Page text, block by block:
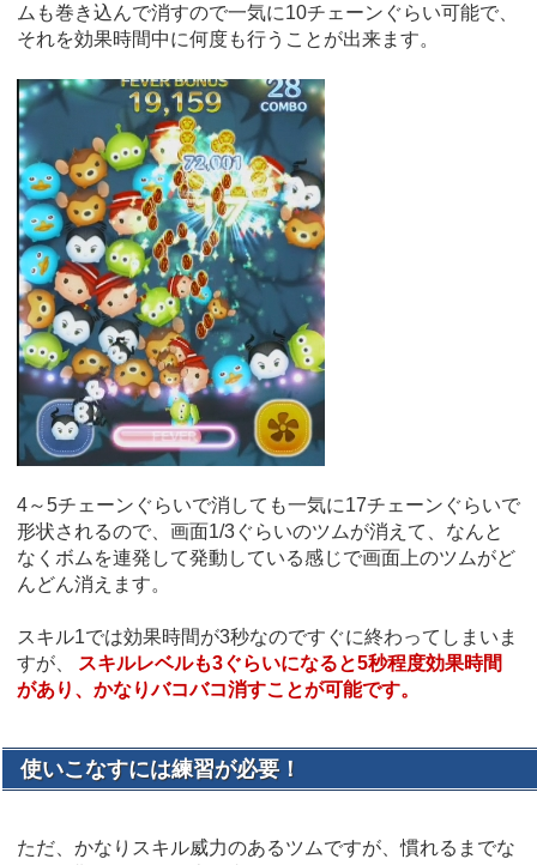
ムも巻き込んで消すので一気に10チェーンぐらい可能で、
それを効果時間中に何度も行うことが出来ます。
4～5チェーンぐらいで消しても一気に17チェーンぐらいで
形状されるので、画面1/3ぐらいのツムが消えて、なんと
なくボムを連発して発動している感じで画面上のツムがど
んどん消えます。
スキル1では効果時間が3秒なのですぐに終わってしまいま
すが、
スキルレベルも3ぐらいになると5秒程度効果時間
があり、かなりバコバコ消すことが可能です。
使いこなすには練習が必要！
ただ、かなりスキル威力のあるツムですが、慣れるまでな